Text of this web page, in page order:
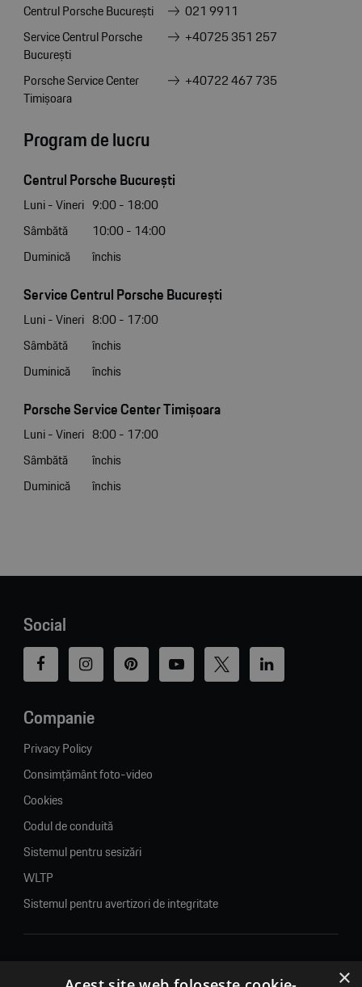
Centrul Porsche București
021 9911
Service Centrul Porsche
București
+40725 351 257
Porsche Service Center
Timișoara
+40722 467 735
Program de lucru
Centrul Porsche București
Luni - Vineri 9:00 - 18:00
Sâmbătă
10:00 - 14:00
Duminică
închis
Service Centrul Porsche București
Luni - Vineri 8:00 - 17:00
Sâmbătă
închis
Duminică
închis
Porsche Service Center Timișoara
Luni - Vineri 8:00 - 17:00
Sâmbătă
închis
Duminică
închis
Social
Companie
Privacy Policy
Consimțământ foto-video
Cookies
Codul de conduită
Sistemul pentru sesizări
WLTP
Sistemul pentru avertizori de integritate
© 2026. Porsche Inter Auto Romania. Toate drepturile rezervate. ×